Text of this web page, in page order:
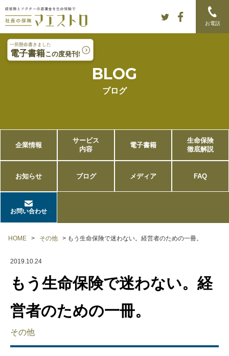
Main menu
Skip to content
お電話
BLOG
ブログ
企業情報
サービス
内容
電子書籍
生命保険
徹底解説
お知らせ ブログ メディア FAQ
お問い合わせ
HOME > その他 > もう生命保険で迷わない。経営者のための一冊。
2019.10.24
もう生命保険で迷わない。経
営者のための一冊。
その他